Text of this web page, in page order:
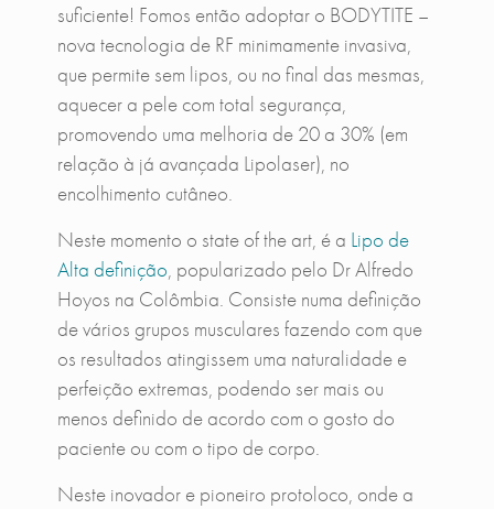
suficiente! Fomos então adoptar o BODYTITE –
nova tecnologia de RF minimamente invasiva,
que permite sem lipos, ou no final das mesmas,
aquecer a pele com total segurança,
promovendo uma melhoria de 20 a 30% (em
relação à já avançada Lipolaser), no
encolhimento cutâneo.
Neste momento o state of the art, é a Lipo de
Alta definição, popularizado pelo Dr Alfredo
Hoyos na Colômbia. Consiste numa definição
de vários grupos musculares fazendo com que
os resultados atingissem uma naturalidade e
perfeição extremas, podendo ser mais ou
menos definido de acordo com o gosto do
paciente ou com o tipo de corpo.
Neste inovador e pioneiro protoloco, onde a